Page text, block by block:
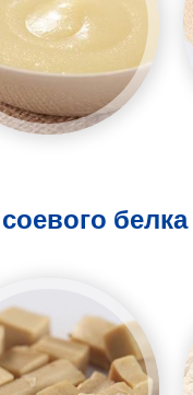
белка